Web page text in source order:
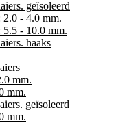
geïsoleerd
2.0 - 4.0 mm.
5.5 - 10.0 mm.
haaks
mm.
mm.
geïsoleerd
mm.